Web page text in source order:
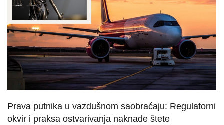
Prava putnika u vazdušnom saobraćaju: Regulatorni
okvir i praksa ostvarivanja naknade štete